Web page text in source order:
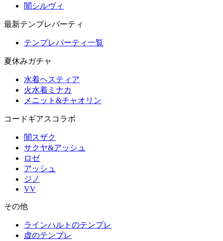
闇シルヴィ
最新テンプレパーティ
テンプレパーティ一覧
夏休みガチャ
水着ヘスティア
火水着ミナカ
メニット&チャオリン
コードギアスコラボ
闇スザク
サクヤ&アッシュ
ロゼ
アッシュ
ジノ
VV
その他
ラインハルトのテンプレ
虚のテンプレ